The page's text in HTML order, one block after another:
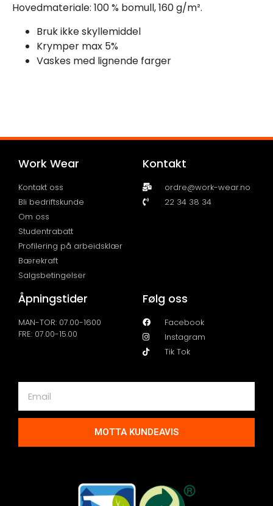
Hovedmateriale: 100 % bomull, 160 g/m².
Bruk ikke skyllemiddel
Krymper max 5%
Vaskes med lignende farger
Work Wear
Kontakt oss
Bli bedriftskunde
Om oss
Studentrabatt
Profilering på arbeidsklær
Bærekraft
Salgsbetingelser
Kontakt
ordre@work-wear.no
22 34 38 34
Åpningstider
MAN-TOR: 07.00-1600
FRE: 07.00-15.00
Følg oss
Facebook
Instagram
Tik Tok
MOTTA KUNDEAVIS